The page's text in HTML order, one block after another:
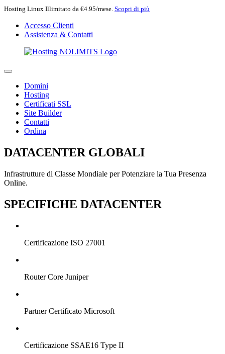
Hosting Linux Illimitato da €4.95/mese. Scopri di più
Accesso Clienti
Assistenza & Contatti
Domini
Hosting
Certificati SSL
Site Builder
Contatti
Ordina
DATACENTER GLOBALI
Infrastrutture di Classe Mondiale per Potenziare la Tua Presenza
Online.
SPECIFICHE DATACENTER
Certificazione ISO 27001
Router Core Juniper
Partner Certificato Microsoft
Certificazione SSAE16 Type II